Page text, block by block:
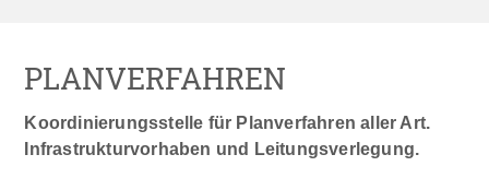
PLANVERFAHREN
Koordinierungsstelle für Planverfahren aller Art.
Infrastrukturvorhaben und Leitungsverlegung.